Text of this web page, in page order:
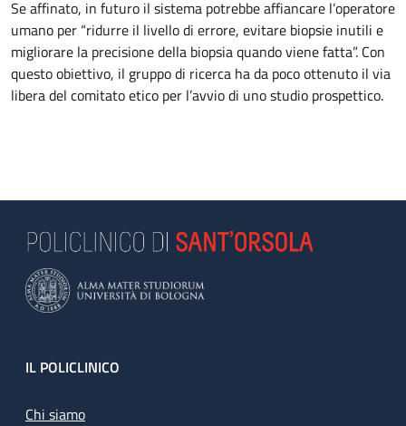
Se affinato, in futuro il sistema potrebbe affiancare l’operatore
umano per “ridurre il livello di errore, evitare biopsie inutili e
migliorare la precisione della biopsia quando viene fatta”. Con
questo obiettivo, il gruppo di ricerca ha da poco ottenuto il via
libera del comitato etico per l’avvio di uno studio prospettico.
Footer
IL POLICLINICO
Chi siamo